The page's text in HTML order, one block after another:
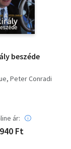
beszéde
Peter Conradi
ár:
940 Ft